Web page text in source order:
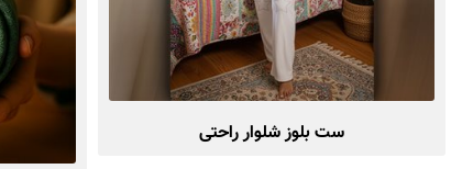
ست بلوز شلوار راحتی